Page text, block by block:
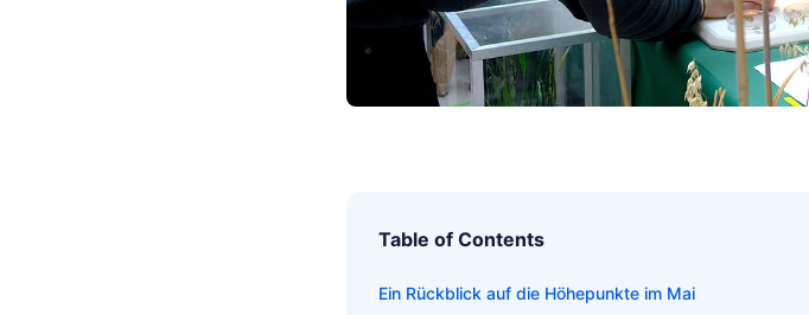
Table of Contents
Ein Rückblick auf die Höhepunkte im Mai